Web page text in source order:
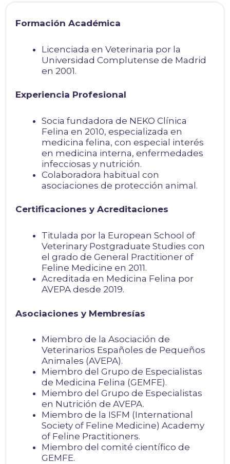
Formación Académica
Licenciada en Veterinaria por la
Universidad Complutense de Madrid
en 2001.
Experiencia Profesional
Socia fundadora de NEKO Clínica
Felina en 2010, especializada en
medicina felina, con especial interés
en medicina interna, enfermedades
infecciosas y nutrición.
Colaboradora habitual con
asociaciones de protección animal.
Certificaciones y Acreditaciones
Titulada por la European School of
Veterinary Postgraduate Studies con
el grado de General Practitioner of
Feline Medicine en 2011.
Acreditada en Medicina Felina por
AVEPA desde 2019.
Asociaciones y Membresías
Miembro de la Asociación de
Veterinarios Españoles de Pequeños
Animales (AVEPA).
Miembro del Grupo de Especialistas
de Medicina Felina (GEMFE).
Miembro del Grupo de Especialistas
en Nutrición de AVEPA.
Miembro de la ISFM (International
Society of Feline Medicine) Academy
of Feline Practitioners.
Miembro del comité científico de
GEMFE.